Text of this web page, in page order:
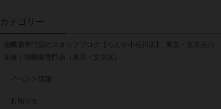
カテゴリー
胡蝶蘭専門店のスタッフブログ【らんや小石川店】| 東京・文京区の
花屋｜胡蝶蘭専門店（東京・文京区）
イベント情報
お知らせ